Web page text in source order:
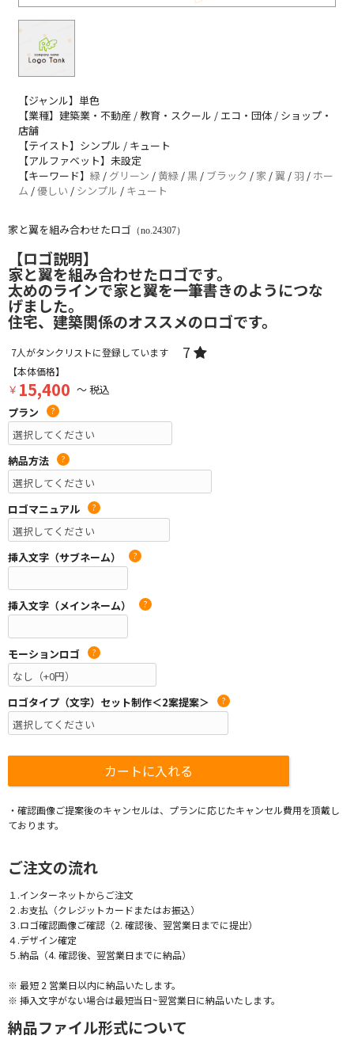
【ジャンル】単色
【業種】建築業・不動産 / 教育・スクール / エコ・団体 / ショップ・
店舗
【テイスト】シンプル / キュート
【アルファベット】未設定
【キーワード】 緑 / グリーン /黄緑 /黒 / ブラック / 家 / 翼 /羽 / ホー
ム /優しい / シンプル / キュート
家と翼を組み合わせたロゴ （no.24307）
【ロゴ説明】
家と翼を組み合わせたロゴです。
太めのラインで家と翼を一筆書きのようにつな
げました。
住宅、建築関係のオススメのロゴです。
7人がタンクリストに登録しています 7
【本体価格】
￥ 15,400 ～ 税込
プラン
?
納品方法 ?
ロゴマニュアル ?
挿入文字（サブネーム） ?
挿入文字（メインネーム） ?
モーションロゴ ?
ロゴタイプ（文字）セット制作＜2案提案＞ ?
・確認画像ご提案後のキャンセルは、プランに応じたキャンセル費用を頂戴し
ております。
ご注文の流れ
１.インターネットからご注文
２.お支払（クレジットカードまたはお振込）
３.ロゴ確認画像ご確認（2. 確認後、翌営業日までに提出）
４.デザイン確定
５.納品（4. 確認後、翌営業日までに納品）
※ 最短 2 営業日以内に納品いたします。
※ 挿入文字がない場合は最短当日~翌営業日に納品いたします。
納品ファイル形式について